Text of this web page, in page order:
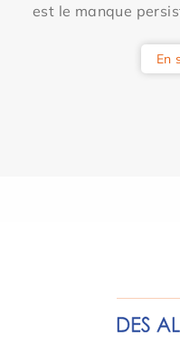
est le manque
En